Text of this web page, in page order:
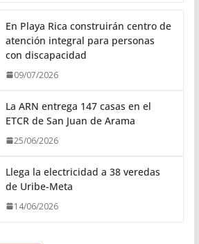
En Playa Rica construirán centro de
atención integral para personas
con discapacidad
09/07/2026
La ARN entrega 147 casas en el
ETCR de San Juan de Arama
25/06/2026
Llega la electricidad a 38 veredas
de Uribe-Meta
14/06/2026